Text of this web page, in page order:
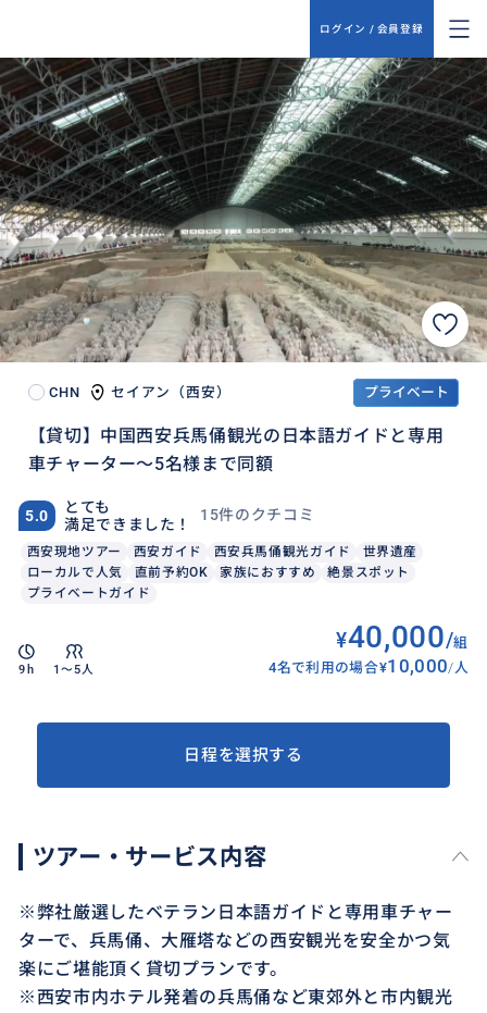
ログイン / 会員登録
CHN セイアン（西安） プライベート
【貸切】中国西安兵馬俑観光の日本語ガイドと専用
車チャーター～5名様まで同額
5.0
とても
満足できました！
15件のクチコミ
西安現地ツアー 西安ガイド 西安兵馬俑観光ガイド
世界遺産
ローカルで人気
直前予約OK 家族におすすめ
絶景スポット
プライベートガイド
9h 1〜5人
¥40,000/組
4名で利用の場合¥10,000/ 人
日程を選択する
ツアー・サービス内容
※弊社厳選したベテラン日本語ガイドと専用車チャー
ターで、兵馬俑、大雁塔などの西安観光を安全かつ気
楽にご堪能頂く貸切プランです。
※西安市内ホテル発着の兵馬俑など東郊外と市内観光